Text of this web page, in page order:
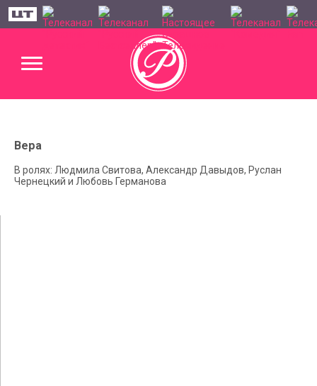
Вера
В ролях: Людмила Свитова, Александр Давыдов, Руслан
Чернецкий и Любовь Германова